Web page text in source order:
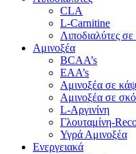
CLA
L-Carnitine
Λιποδιαλύτες
Αμινοξέα
BCAA’s
EAA’s
Αμινοξέα σε
Αμινοξέα σε
L-Αργινίνη
Γλουταμίνη-
Υγρά Αμινοξέα
Ενεργειακά